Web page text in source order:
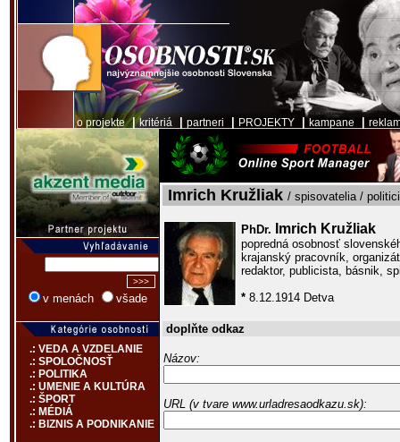
o projekte|kritériá partneri PROJEKTY kampane
v menách všade
.: VEDA A VZDELANIE
.: SPOLOČNOSŤ
.: POLITIKA
.: UMENIE A KULTÚRA
.: ŠPORT
.: MÉDIÁ
.: BIZNIS A PODNIKANIE
Imrich Kružliak / spisovatelia /
PhDr. Imrich Kružliak
popredná osobnosť
krajanský pracovník,
redaktor, publicista, básnik,
* 8.12.1914 Detva
doplňte odkaz
Názov:
URL (v tvare www.urladresaodkazu.sk):